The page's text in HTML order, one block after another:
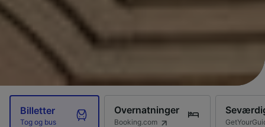
Billetter
Tog og bus
Overnatninger
Booking.com